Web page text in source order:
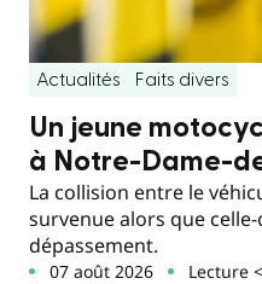
Actualités Faits divers
Un jeune
à Notre-Dame-
La collision entre le
survenue alors que
dépassement.
07 août 2026 Lecture